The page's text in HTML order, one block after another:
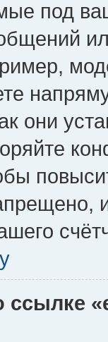
под
они